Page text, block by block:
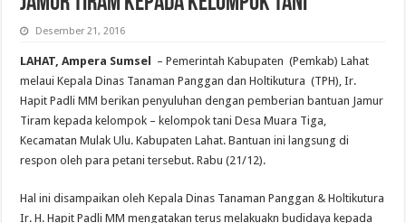
Desember 21, 2016
LAHAT, Ampera Sumsel
– Pemerintah Kabupaten (Pemkab) Lahat
melaui Kepala Dinas Tanaman Panggan dan Holtikutura (TPH), Ir.
Hapit Padli MM berikan penyuluhan dengan pemberian bantuan Jamur
Tiram kepada kelompok – kelompok tani Desa Muara Tiga,
Kecamatan Mulak Ulu. Kabupaten Lahat. Bantuan ini langsung di
respon oleh para petani tersebut. Rabu (21/12).
Hal ini disampaikan oleh Kepala Dinas Tanaman Panggan & Holtikutura
Ir. H. Hapit Padli MM mengatakan terus melakuakn budidaya kepada